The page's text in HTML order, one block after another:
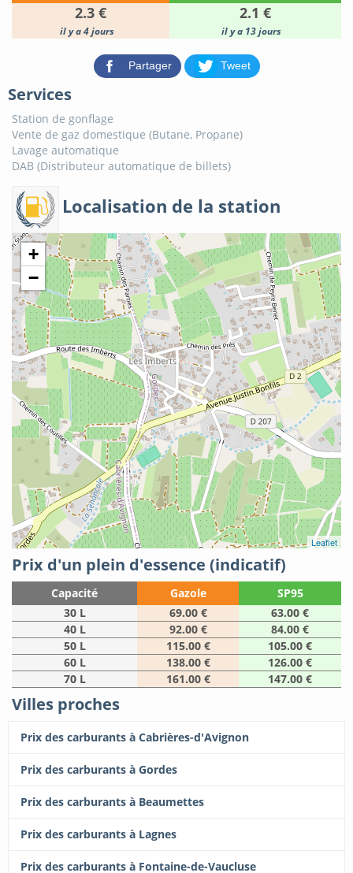
2.3 € 2.1 €
il y a 4 jours il y a 13 jours
Partager Tweet
Services
Station de gonflage
Vente de gaz domestique (Butane, Propane)
Lavage automatique
DAB (Distributeur automatique de billets)
Localisation de la station
+
−
Leaflet
Prix d'un plein d'essence (indicatif)
Capacité Gazole
SP95
30 L
69.00 €
63.00 €
40 L
92.00 €
84.00 €
50 L
115.00 €
105.00 €
60 L
138.00 €
126.00 €
70 L
161.00 € 147.00 €
Villes proches
Prix des carburants à Cabrières-d'Avignon
Prix des carburants à Gordes
Prix des carburants à Beaumettes
Prix des carburants à Lagnes
Prix des carburants à Fontaine-de-Vaucluse